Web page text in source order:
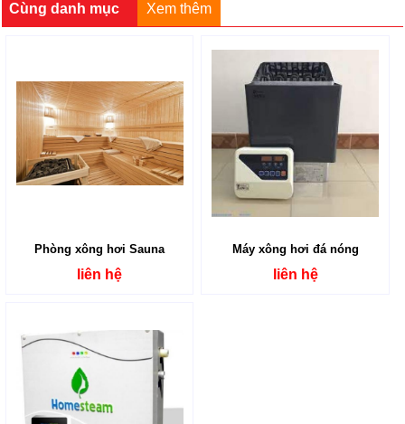
Cùng danh mục Xem thêm
Phòng xông hơi Sauna
liên hệ
Máy xông hơi đá nóng
liên hệ